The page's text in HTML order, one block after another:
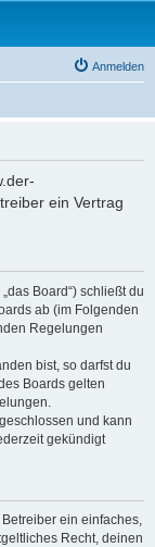
Anmelden
ein Vertrag
Board“) schließt du
ab (im Folgenden
Regelungen
bist, so darfst du
Boards gelten
und kann
gekündigt
ein einfaches,
Recht, deinen